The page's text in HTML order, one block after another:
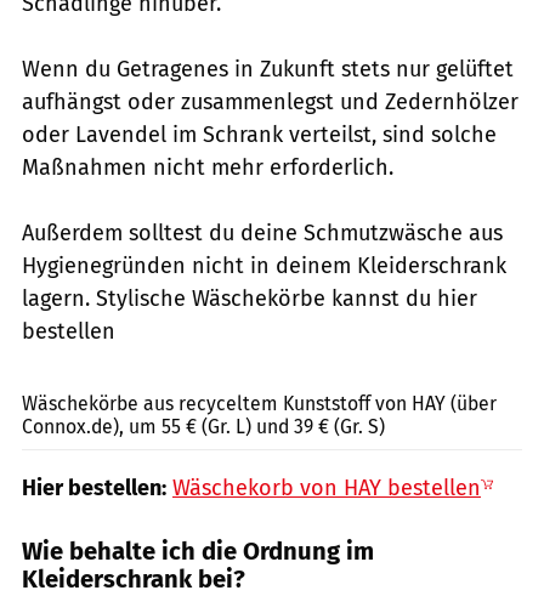
Wenn du Getragenes in Zukunft stets nur gelüftet
aufhängst oder zusammenlegst und Zedernhölzer
oder Lavendel im Schrank verteilst, sind solche
Maßnahmen nicht mehr erforderlich.
Außerdem solltest du deine Schmutzwäsche aus
Hygienegründen nicht in deinem Kleiderschrank
lagern. Stylische Wäschekörbe kannst du hier
bestellen
Wäschekörbe aus recyceltem Kunststoff von HAY (über
Connox.de), um 55 € (Gr. L) und 39 € (Gr. S)
Hier bestellen: Wäschekorb von HAY bestellen
Wie behalte ich die Ordnung im
Kleiderschrank bei?